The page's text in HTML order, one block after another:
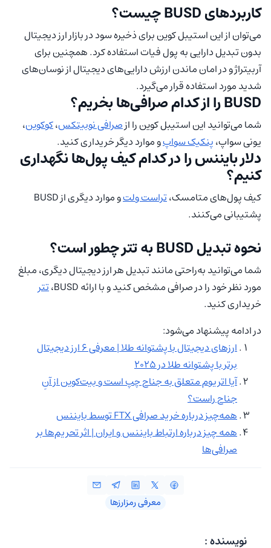
کاربرد‌های BUSD چیست؟
می‌توان از این استیبل کوین برای ذخیره سود در بازار ارز دیجیتال
بدون تبدیل دارایی به پول فیات استفاده کرد. همچنین برای
آربیتراژ و در امان ماندن ارزش دارایی‌های دیجیتال از نوسان‌های
شدید مورد استفاده قرار می‌گیرد.
BUSD را از کدام صرافی‌ها بخریم؟
شما می‌توانید این استیبل کوین را ازصرافی نوبیتکس،کوکوین،
یونی سواپ،پنکیک سواپو موارد دیگر خریداری کنید.
دلار بایننس را در کدام کیف پول‌ها نگهداری
کنیم؟
کیف پول‌های متامسک،تراست ولت
و موارد دیگری از BUSD
پشتیبانی می‌کنند.
نحوه تبدیل BUSD به تتر چطور است؟
شما می‌توانید به‌راحتی مانند تبدیل هر ارز دیجیتال دیگری، مبلغ
مورد نظر خود را در صرافی مشخص کنید و با ارائه BUSD،
تتر
خریداری کنید.
در ادامه پیشنهاد می‌شود:
ارزهای دیجیتال با پشتوانه طلا | معرفی ۶ ارز دیجیتال
برتر با پشتوانه طلا در ۲۰۲۵
آیا اتریوم متعلق به جناح چپ است و بیت‌کوین از آنِ
جناح راست؟
همه‌چیز درباره خرید صرافی FTX توسط بایننس
همه چیز درباره ارتباط بایننس و ایران | اثر تحریم‌ها بر
صرافی‌ها
معرفی رمزارزها
نویسنده :